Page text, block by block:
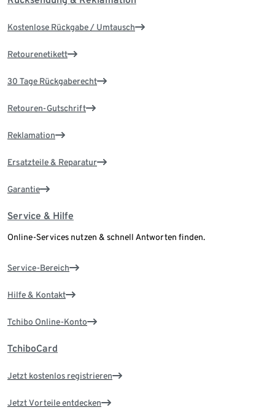
Kostenlose Rückgabe / Umtausch
Retourenetikett
30 Tage Rückgaberecht
Retouren-Gutschrift
Reklamation
Ersatzteile & Reparatur
Garantie
Service & Hilfe
Online-Services nutzen & schnell Antworten finden.
Service-Bereich
Hilfe & Kontakt
Tchibo Online-Konto
TchiboCard
Jetzt kostenlos registrieren
Jetzt Vorteile entdecken